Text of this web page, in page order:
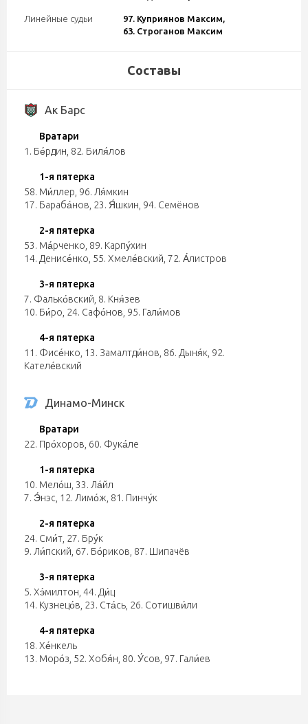
Линейные судьи
97. Куприянов Максим,
63. Строганов Максим
Составы
Ак Барс
Вратари
1. Бе́рдин, 82. Биля́лов
1-я пятерка
58. Ми́ллер, 96. Ля́мкин
17. Бараба́нов, 23. Я́шкин, 94. Семёнов
2-я пятерка
53. Ма́рченко, 89. Карпу́хин
14. Денисе́нко, 55. Хмеле́вский, 72. А́листров
3-я пятерка
7. Фалько́вский, 8. Кня́зев
10. Би́ро, 24. Сафо́нов, 95. Гали́мов
4-я пятерка
11. Фисе́нко, 13. Замалтди́нов, 86. Дыня́к, 92.
Кателе́вский
Динамо-Минск
Вратари
22. Про́хоров, 60. Фука́ле
1-я пятерка
10. Мело́ш, 33. Ла́йл
7. Э́нэс, 12. Лимо́ж, 81. Пинчу́к
2-я пятерка
24. Сми́т, 27. Бру́к
9. Ли́пский, 67. Бо́риков, 87. Шипачёв
3-я пятерка
5. Хэ́милтон, 44. Ди́ц
14. Кузнецо́в, 23. Ста́сь, 26. Сотишви́ли
4-я пятерка
18. Хе́нкель
13. Моро́з, 52. Хобя́н, 80. У́сов, 97. Гали́ев